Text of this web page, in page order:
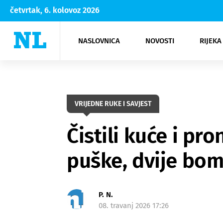
četvrtak, 6. kolovoz 2026
NASLOVNICA NOVOSTI
Rijeka Opatija
NK
Moda
Kultura
VRIJEDNE RUKE I SAVJEST
Čistili kuće i
puške, dvije
P. N.
08. travanj 2026 17:26